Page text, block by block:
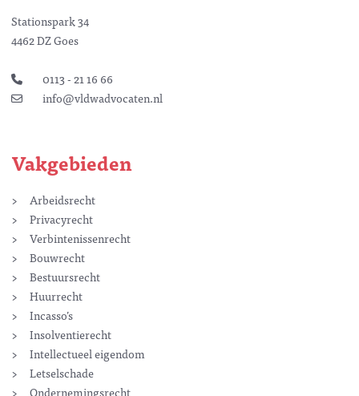
Stationspark 34
4462 DZ Goes
0113 - 21 16 66
info@vldwadvocaten.nl
Vakgebieden
Arbeidsrecht
Privacyrecht
Verbintenissenrecht
Bouwrecht
Bestuursrecht
Huurrecht
Incasso’s
Insolventierecht
Intellectueel eigendom
Letselschade
Ondernemingsrecht